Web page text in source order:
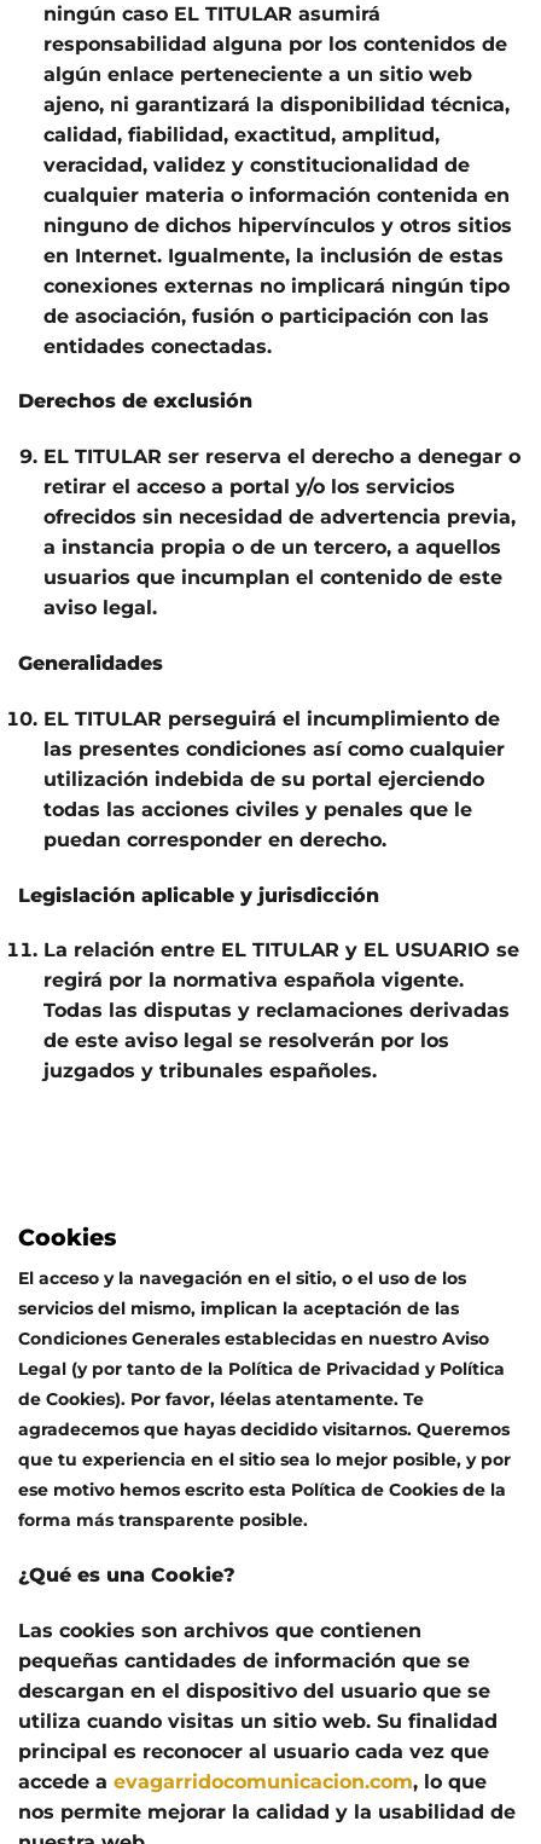
ningún caso EL TITULAR asumirá
responsabilidad alguna por los contenidos de
algún enlace perteneciente a un sitio web
ajeno, ni garantizará la disponibilidad técnica,
calidad, fiabilidad, exactitud, amplitud,
veracidad, validez y constitucionalidad de
cualquier materia o información contenida en
ninguno de dichos hipervínculos y otros sitios
en Internet. Igualmente, la inclusión de estas
conexiones externas no implicará ningún tipo
de asociación, fusión o participación con las
entidades conectadas.
Derechos de exclusión
EL TITULAR ser reserva el derecho a denegar o
retirar el acceso a portal y/o los servicios
ofrecidos sin necesidad de advertencia previa,
a instancia propia o de un tercero, a aquellos
usuarios que incumplan el contenido de este
aviso legal.
Generalidades
EL TITULAR perseguirá el incumplimiento de
las presentes condiciones así como cualquier
utilización indebida de su portal ejerciendo
todas las acciones civiles y penales que le
puedan corresponder en derecho.
Legislación aplicable y jurisdicción
La relación entre EL TITULAR y EL USUARIO se
regirá por la normativa española vigente.
Todas las disputas y reclamaciones derivadas
de este aviso legal se resolverán por los
juzgados y tribunales españoles.
Cookies
El acceso y la navegación en el sitio, o el uso de los
servicios del mismo, implican la aceptación de las
Condiciones Generales establecidas en nuestro Aviso
Legal (y por tanto de la Política de Privacidad y Política
de Cookies). Por favor, léelas atentamente. Te
agradecemos que hayas decidido visitarnos. Queremos
que tu experiencia en el sitio sea lo mejor posible, y por
ese motivo hemos escrito esta Política de Cookies de la
forma más transparente posible.
¿Qué es una Cookie?
Las cookies son archivos que contienen
pequeñas cantidades de información que se
descargan en el dispositivo del usuario que se
utiliza cuando visitas un sitio web. Su finalidad
principal es reconocer al usuario cada vez que
accede a evagarridocomunicacion.com, lo que
nos permite mejorar la calidad y la usabilidad de